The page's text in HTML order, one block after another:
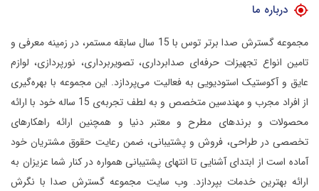
درباره ما
مجموعه گسترش صدا برتر توس با 15 سال سابقه مستمر، در زمینه معرفی و
تامین انواع تجهیزات حرفه‌ای صدابرداری، تصویربرداری، نورپردازی، لوازم
عایق و آکوستیک استودیویی به فعالیت می‌پردازد. این مجموعه با بهره‌گیری
از افراد مجرب و مهندسین متخصص و به لطف تجربه‌ی 15 ساله خود با ارائه
محصولات و برندهای مطرح و معتبر دنیا و همچنین ارائه راهکارهای
تخصصی در طراحی، فروش و پشتیبانی، ضمن رعایت حقوق مشتریان خود
آماده است از ابتدای آشنایی تا انتهای پشتیبانی همواره در کنار شما عزیزان به
ارائه بهترین خدمات بپردازد. وب سایت مجموعه گسترش صدا با نگرش